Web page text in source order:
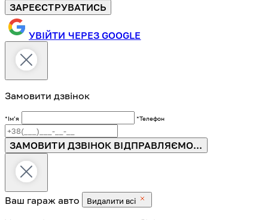
ЗАРЕЄСТРУВАТИСЬ
УВІЙТИ ЧЕРЕЗ GOOGLE
Замовити дзвінок
*Імʼя *Телефон
ЗАМОВИТИ ДЗВІНОК ВІДПРАВЛЯЄМО...
Ваш гараж авто Видалити всі